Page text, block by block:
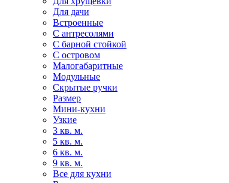
Для дачи
Встроенные
С антресолями
С барной стойкой
С островом
Малогабаритные
Модульные
Скрытые ручки
Размер
Мини-кухни
Узкие
3 кв. м.
5 кв. м.
6 кв. м.
9 кв. м.
Все для кухни